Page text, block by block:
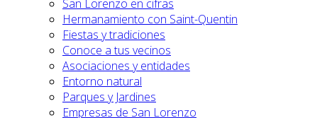
San Lorenzo en cifras
Hermanamiento con Saint-Quentin
Fiestas y tradiciones
Conoce a tus vecinos
Asociaciones y entidades
Entorno natural
Parques y Jardines
Empresas de San Lorenzo